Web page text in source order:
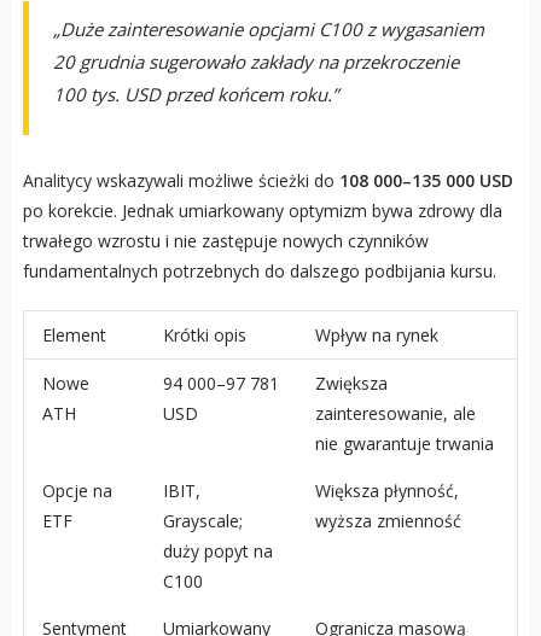
„Duże zainteresowanie opcjami C100 z wygasaniem
20 grudnia sugerowało zakłady na przekroczenie
100 tys. USD przed końcem roku.”
Analitycy wskazywali możliwe ścieżki do 108 000–135 000 USD
po korekcie. Jednak umiarkowany optymizm bywa zdrowy dla
trwałego wzrostu i nie zastępuje nowych czynników
fundamentalnych potrzebnych do dalszego podbijania kursu.
Element Krótki opis Wpływ na rynek
Nowe
ATH
94 000–97 781
USD
Zwiększa
zainteresowanie, ale
nie gwarantuje trwania
Opcje na
ETF
IBIT,
Grayscale;
duży popyt na
C100
Większa płynność,
wyższa zmienność
Sentyment
Umiarkowany
Ogranicza masową